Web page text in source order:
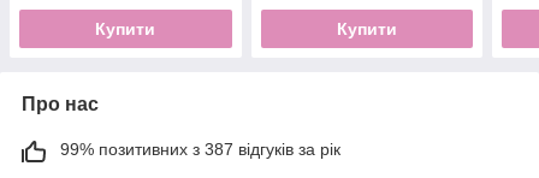
Купити Купити
Про нас
99% позитивних з 387 відгуків за рік